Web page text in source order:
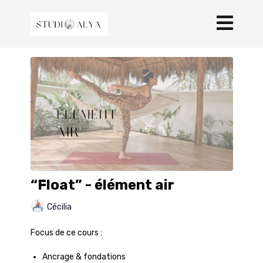
“Float” - élément air
Cécilia
Focus de ce cours :
Ancrage & fondations